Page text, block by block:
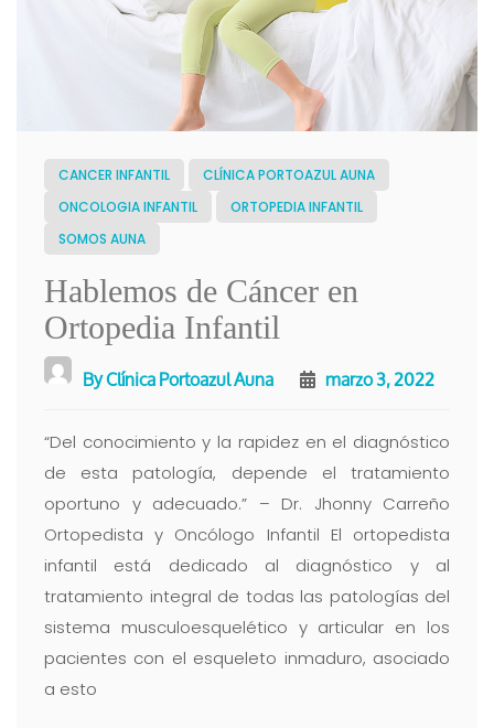
CANCER INFANTIL
CLÍNICA PORTOAZUL AUNA
ONCOLOGIA INFANTIL
ORTOPEDIA INFANTIL
SOMOS AUNA
Hablemos de Cáncer en
Ortopedia Infantil
ByClínica Portoazul Auna marzo 3, 2022
“Del conocimiento y la rapidez en el diagnóstico
de esta patología, depende el tratamiento
oportuno y adecuado.” – Dr. Jhonny Carreño
Ortopedista y Oncólogo Infantil El ortopedista
infantil está dedicado al diagnóstico y al
tratamiento integral de todas las patologías del
sistema musculoesquelético y articular en los
pacientes con el esqueleto inmaduro, asociado
a esto